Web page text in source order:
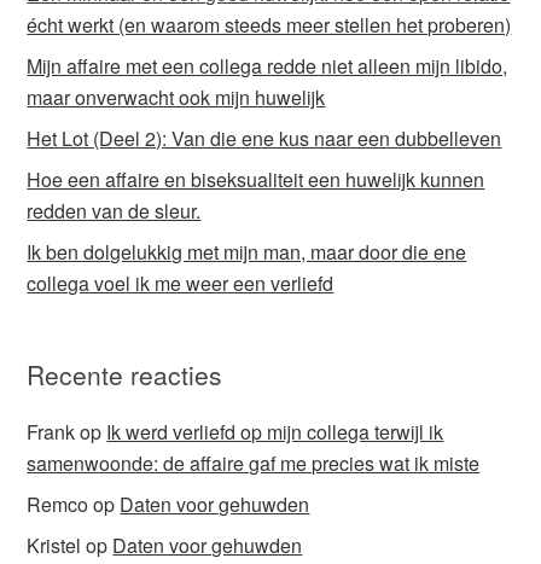
écht werkt (en waarom steeds meer stellen het proberen)
Mijn affaire met een collega redde niet alleen mijn libido,
maar onverwacht ook mijn huwelijk
Het Lot (Deel 2): Van die ene kus naar een dubbelleven
Hoe een affaire en biseksualiteit een huwelijk kunnen
redden van de sleur.
Ik ben dolgelukkig met mijn man, maar door die ene
collega voel ik me weer een verliefd
Recente reacties
Frankop Ik werd verliefd op mijn collega terwijl ik
samenwoonde: de affaire gaf me precies wat ik miste
Remcoop Daten voor gehuwden
Kristel op Daten voor gehuwden